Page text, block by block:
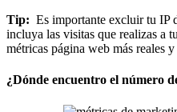
Tip: Es importante excluir tu IP
incluya las visitas que realizas a
métricas página web más reales y
¿Dónde encuentro el número